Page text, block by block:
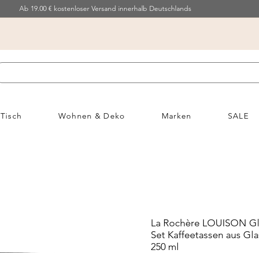
Ab 19.00 € kostenloser Versand innerhalb Deutschlands
Tisch Wohnen & Deko Marken SALE
La Rochère LOUISON
Set Kaffeetassen aus
250 ml